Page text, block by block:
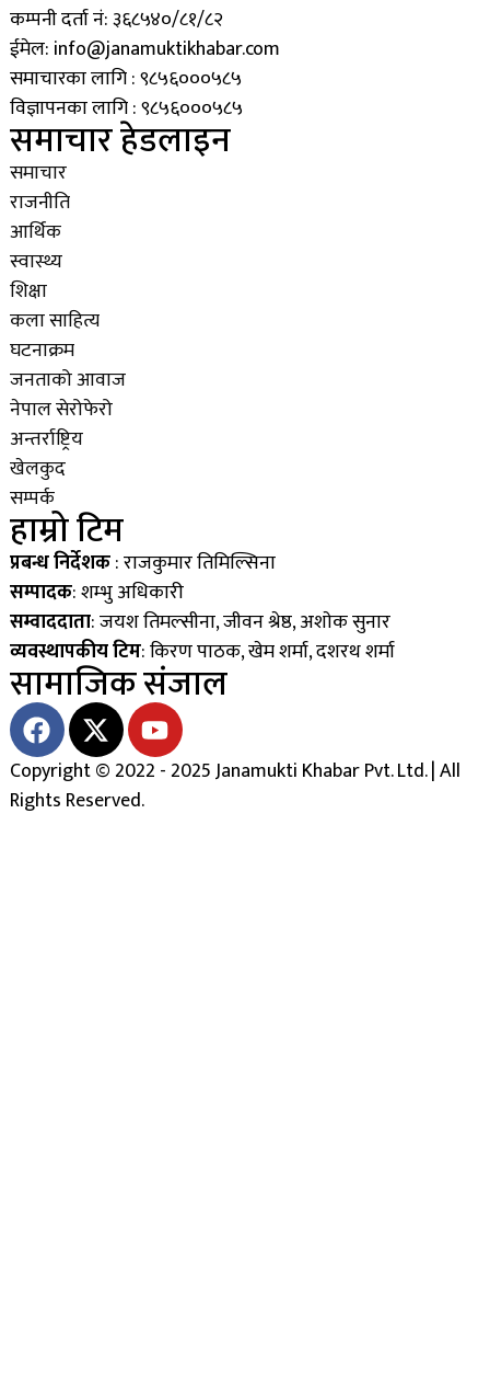
कम्पनी दर्ता नं: ३६८५४०/८१/८२
ईमेल: info@janamuktikhabar.com
समाचारका लागि : ९८५६०००५८५
विज्ञापनका लागि : ९८५६०००५८५
समाचार हेडलाइन
समाचार
राजनीति
आर्थिक
स्वास्थ्य
शिक्षा
कला साहित्य
घटनाक्रम
जनताको आवाज
नेपाल सेरोफेरो
अन्तर्राष्ट्रिय
खेलकुद
सम्पर्क
हाम्रो टिम
प्रबन्ध निर्देशक: राजकुमार तिमिल्सिना
सम्पादक: शम्भु अधिकारी
सम्वाददाता: जयश तिमल्सीना, जीवन श्रेष्ठ, अशाेक सुनार
व्यवस्थापकीय टिम: किरण पाठक, खेम शर्मा, दशरथ शर्मा
सामाजिक संजाल
Copyright © 2022 - 2025 Janamukti Khabar Pvt. Ltd. | All
Rights Reserved.